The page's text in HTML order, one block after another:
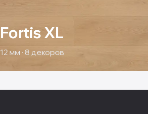
Fortis XL
12 мм · 8 декоров